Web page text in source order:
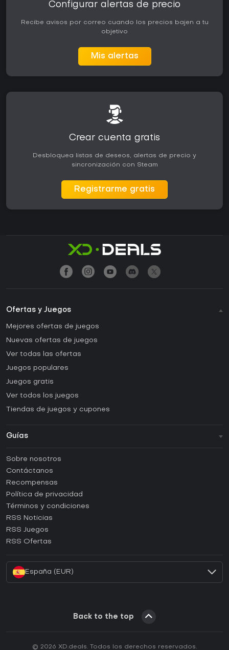
Configurar alertas de precio
Recibe avisos por correo cuando los precios bajen a tu
objetivo
Mis alertas
Crear cuenta gratis
Desbloquea listas de deseos, alertas de precio y
sincronización con Steam
Registrarme gratis
Ofertas y Juegos
Mejores ofertas de juegos
Nuevas ofertas de juegos
Ver todas las ofertas
Juegos populares
Juegos gratis
Ver todos los juegos
Tiendas de juegos y cupones
Guías
Guías y tutoriales
¿Cómo activar una CD Key de Steam?
¿Cómo activar una CD Key de Epic Games?
¿Cómo activar una CD Key de GOG?
¿Cómo activar una CD Key de Ubisoft Connect?
Sobre nosotros
Contáctanos
Recompensas
Política de privacidad
Términos y condiciones
RSS Noticias
RSS Juegos
RSS Ofertas
España (EUR)
Back to the top
© 2026 XD.deals. Todos los derechos reservados.